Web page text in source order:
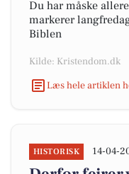
Du har måske
markerer
Biblen
Kilde: Kristendom.dk
Læs hele artiklen
HISTORISK 14-04-